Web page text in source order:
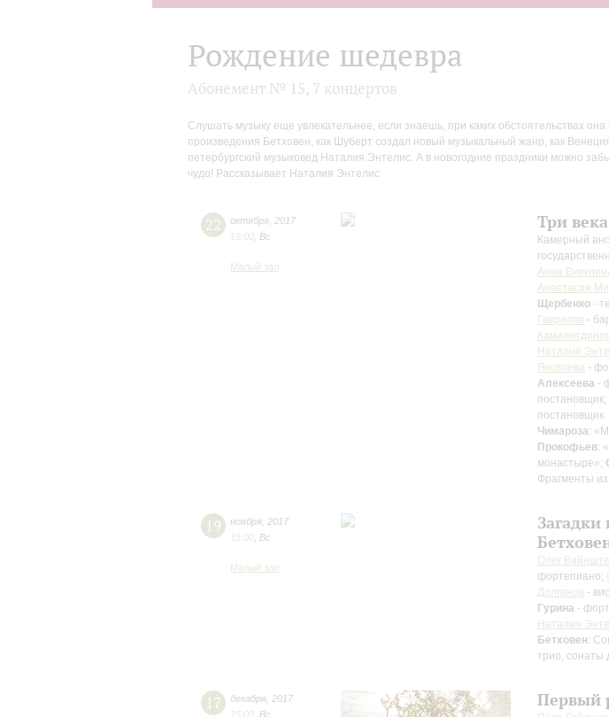
Рождение шедевра
Абонемент № 15, 7 концертов
Слушать музыку еще увлекательнее, если знаешь, при каких обстоятельствах
произведения Бетховен, как Шуберт создал новый музыкальный жанр, как
петербургский музыковед Наталия Энтелис. А в новогодние праздники можно
чудо! Рассказывает Наталия Энтелис
22 октября 2017
15:00 Вс
Малый зал
Три
Камерный
Анна
Анастасия
Щербенко -
Гаврилов -
Наталия
Яковлева -
Алексеева -
постановщик;
постановщик
Чимароза:
Прокофьев:
монастыре»;
Фрагменты
19 ноября 2017
15:00 Вс
Малый зал
Олег
фортепиано;
Долганов -
Гурина -
Наталия
Бетховен:
трио, сонаты
17 декабря 2017
15:00 Вс
Первый